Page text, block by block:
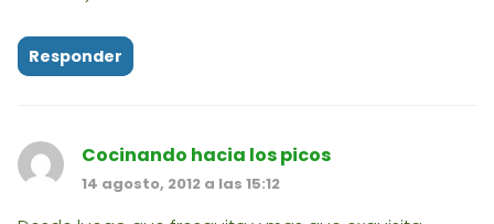
Responder
Cocinando hacia los picos
14 agosto, 2012 a las 15:12